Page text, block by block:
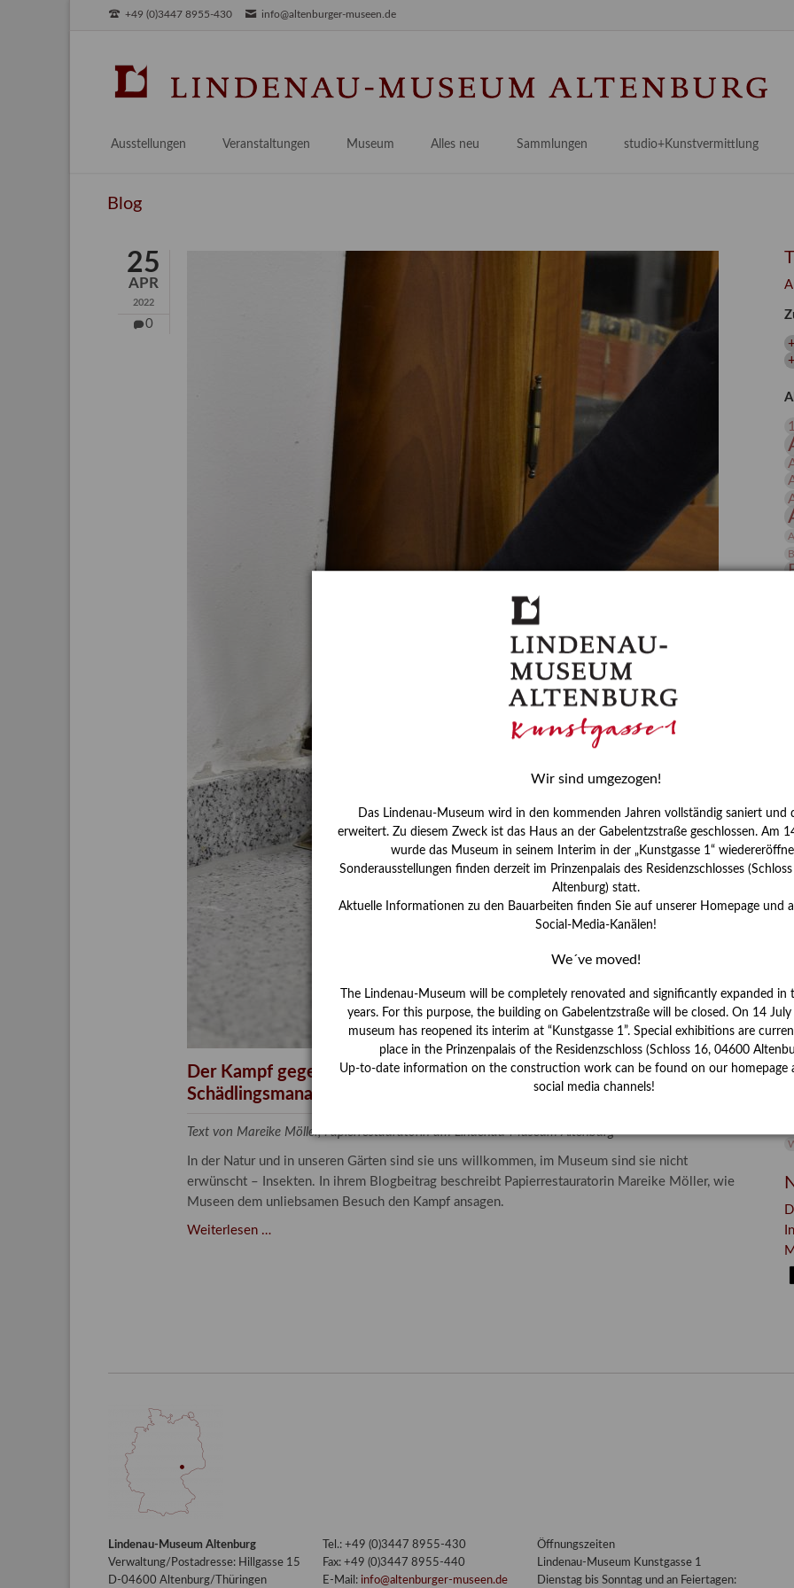
+49 (0)3447 8955-430 info@altenburger-museen.de
Ausstellungen
Aktuell
Veranstaltungen Museum
Digitales
Team
Praktikum / Praxisprojekt
Alles neu
Länderübergreifende kulturtouristische Ziele
Sammlungen
Malerei 17.–19. Jh.
Grafische Sammlung
Restaurierung
Forschung
studio+Kunstvermittlung
Angebote für Kitas
Angebote für Schulen
Blog
25
APR
2022
0
Der Kampf gegen unliebsamen Besuch – Integriertes
Schädlingsmanagement am Lindenau-Museum Altenburg
Text von Mareike Möller, Papierrestauratorin am Lindenau-Museum Altenburg
In der Natur und in unseren Gärten sind sie uns willkommen, im Museum sind sie nicht
erwünscht – Insekten. In ihrem Blogbeitrag beschreibt Papierrestauratorin Mareike Möller, wie
Museen dem unliebsamen Besuch den Kampf ansagen.
Weiterlesen …Der
Schädlingsmanagement
Lindenau-Museum Altenburg
Verwaltung/Postadresse: Hillgasse 15
D-04600 Altenburg/Thüringen
Tel.: +49 (0)3447 8955-430
Fax: +49 (0)3447 8955-440
E-Mail: info@altenburger-museen.de
Öffnungszeiten
Lindenau-Museum Kunstgasse 1
Dienstag bis Sonntag und an Feiertagen:
Wir sind umgezogen!
Das Lindenau-Museum wird in den kommenden Jahren vollständig saniert und
erweitert. Zu diesem Zweck ist das Haus an der Gabelentzstraße geschlossen. Am
wurde das Museum in seinem Interim in der „Kunstgasse 1“
Sonderausstellungen finden derzeit im Prinzenpalais des Residenzschlosses
Altenburg) statt.
Aktuelle Informationen zu den Bauarbeiten finden Sie auf unserer Homepage und
Social-Media-Kanälen!
We´ve moved!
The Lindenau-Museum will be completely renovated and significantly expanded in
years. For this purpose, the building on Gabelentzstraße will be closed. On 14
museum has reopened its interim at “Kunstgasse 1”. Special exhibitions are
place in the Prinzenpalais of the Residenzschloss (Schloss 16, 04600
Up-to-date information on the construction work can be found on our homepage
social media channels!